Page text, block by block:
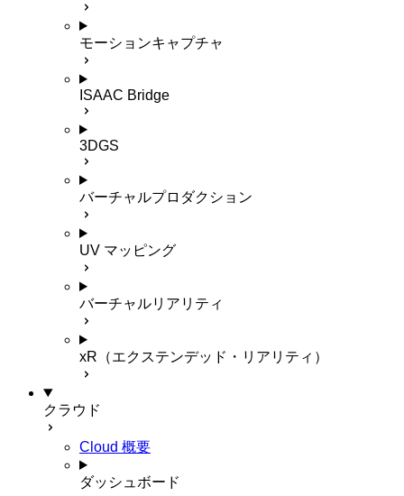
モーションキャプチャ
ISAAC Bridge
3DGS
バーチャルプロダクション
UV マッピング
バーチャルリアリティ
xR（エクステンデッド・リアリティ）
クラウド
Cloud 概要
ダッシュボード